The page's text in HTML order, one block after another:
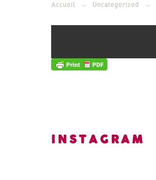
Accueil → Uncategorized →
INSTAGRAM